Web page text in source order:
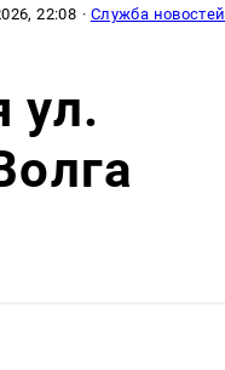
22:08 · Служба новостей
ул.